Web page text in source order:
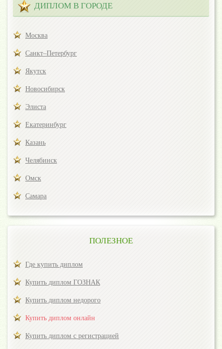
ДИПЛОМ В ГОРОДЕ
Москва
Санкт–Петербург
Якутск
Новосибирск
Элиста
Екатеринбург
Казань
Челябинск
Омск
Самара
ПОЛЕЗНОЕ
Где купить диплом
Купить диплом ГОЗНАК
Купить диплом недорого
Купить диплом онлайн
Купить диплом с регистрацией